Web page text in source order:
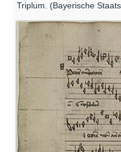
Triplum. (Bayerische